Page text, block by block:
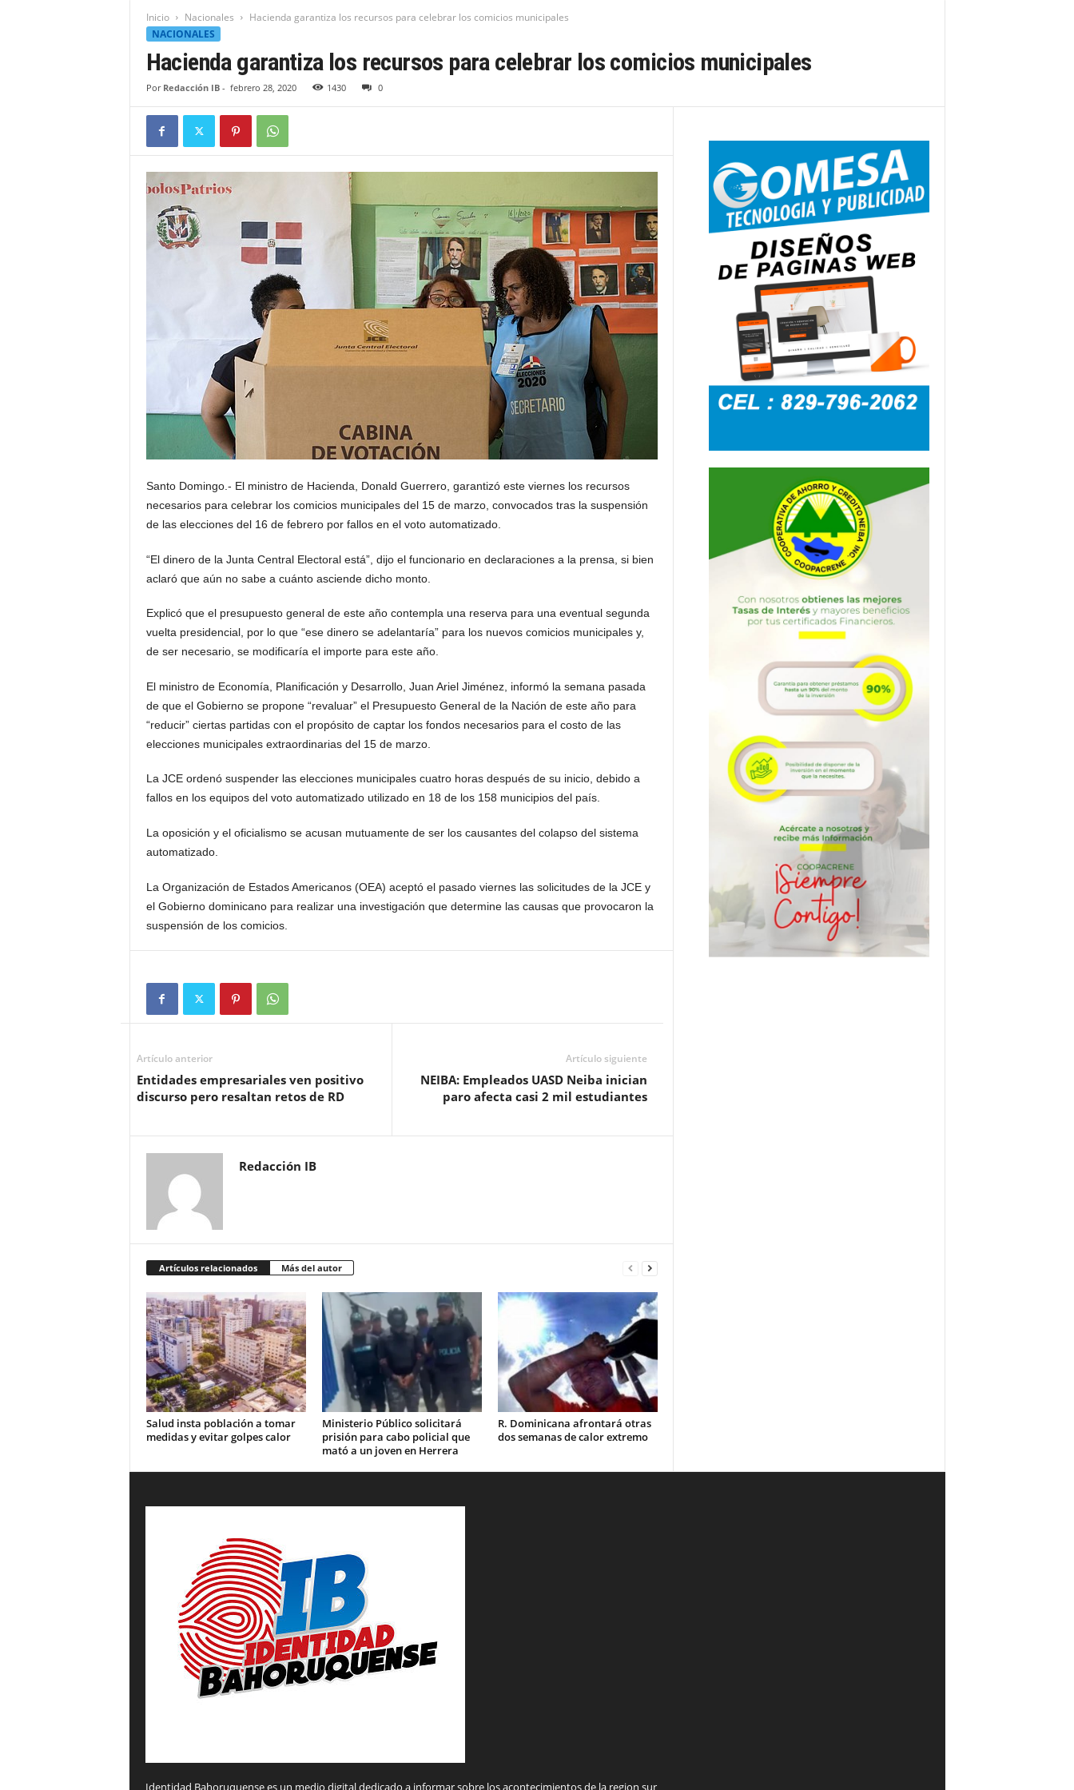
Inicio Nacionales
Hacienda garantiza los recursos para celebrar los comicios municipales
NACIONALES
Hacienda garantiza los recursos para celebrar los comicios municipales
Por Redacción IB- febrero 28, 2020 1430 0
Santo Domingo.- El ministro de Hacienda, Donald Guerrero, garantizó este viernes los recursos
necesarios para celebrar los comicios municipales del 15 de marzo, convocados tras la suspensión
de las elecciones del 16 de febrero por fallos en el voto automatizado.
“El dinero de la Junta Central Electoral está”, dijo el funcionario en declaraciones a la prensa, si bien
aclaró que aún no sabe a cuánto asciende dicho monto.
Explicó que el presupuesto general de este año contempla una reserva para una eventual segunda
vuelta presidencial, por lo que “ese dinero se adelantaría” para los nuevos comicios municipales y,
de ser necesario, se modificaría el importe para este año.
El ministro de Economía, Planificación y Desarrollo, Juan Ariel Jiménez, informó la semana pasada
de que el Gobierno se propone “revaluar” el Presupuesto General de la Nación de este año para
“reducir” ciertas partidas con el propósito de captar los fondos necesarios para el costo de las
elecciones municipales extraordinarias del 15 de marzo.
La JCE ordenó suspender las elecciones municipales cuatro horas después de su inicio, debido a
fallos en los equipos del voto automatizado utilizado en 18 de los 158 municipios del país.
La oposición y el oficialismo se acusan mutuamente de ser los causantes del colapso del sistema
automatizado.
La Organización de Estados Americanos (OEA) aceptó el pasado viernes las solicitudes de la JCE y
el Gobierno dominicano para realizar una investigación que determine las causas que provocaron la
suspensión de los comicios.
Artículo anterior
Entidades empresariales ven positivo
discurso pero resaltan retos de RD
Artículo siguiente
NEIBA: Empleados UASD Neiba inician
paro afecta casi 2 mil estudiantes
Redacción IB
Artículos relacionados Más del autor
Salud insta población a tomar
medidas y evitar golpes calor
Ministerio Público solicitará
prisión para cabo policial que
mató a un joven en Herrera
R. Dominicana afrontará otras
dos semanas de calor extremo
Identidad Bahoruquense es un medio digital dedicado a informar sobre los acontecimientos de la region sur